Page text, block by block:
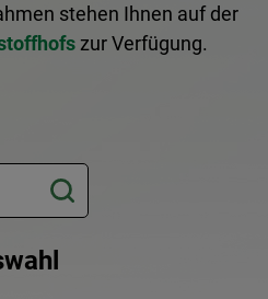
stehen Ihnen auf der
zur Verfügung.